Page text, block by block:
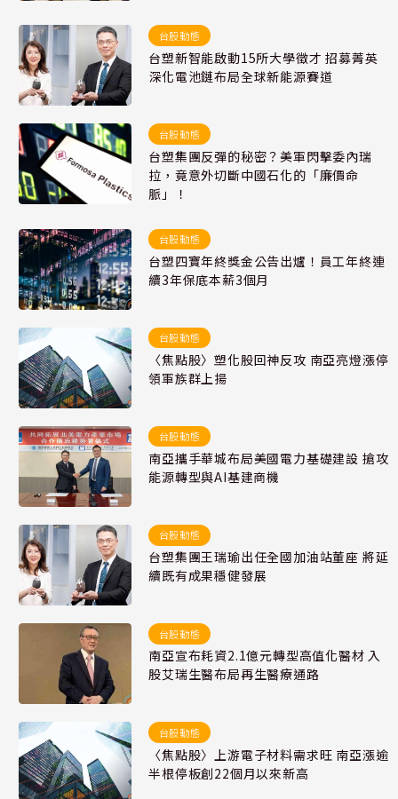
台股動態
台塑新智能啟動15所大學徵才 招募菁英
深化電池鏈布局全球新能源賽道
台股動態
台塑集團反彈的秘密？美軍閃擊委內瑞
拉，竟意外切斷中國石化的「廉價命
脈」！
台股動態
台塑四寶年終獎金公告出爐！員工年終連
續3年保底本薪3個月
台股動態
〈焦點股〉塑化股回神反攻 南亞亮燈漲停
領軍族群上揚
台股動態
南亞攜手華城布局美國電力基礎建設 搶攻
能源轉型與AI基建商機
台股動態
台塑集團王瑞瑜出任全國加油站董座 將延
續既有成果穩健發展
台股動態
南亞宣布耗資2.1億元轉型高值化醫材 入
股艾瑞生醫布局再生醫療通路
台股動態
〈焦點股〉上游電子材料需求旺 南亞漲逾
半根停板創22個月以來新高